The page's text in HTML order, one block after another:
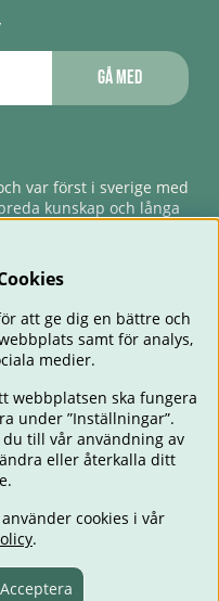
Gå med
var först i sverige med
kunskap och långa
BABY ÄTA & MATA
RESA
att ge dig en bättre och
samt för analys,
medier.
webbplatsen ska fungera
under ”Inställningar”.
till vår användning av
eller återkalla ditt
cookies i vår
.
Acceptera